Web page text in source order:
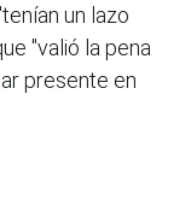
un lazo
"valió la pena
presente en